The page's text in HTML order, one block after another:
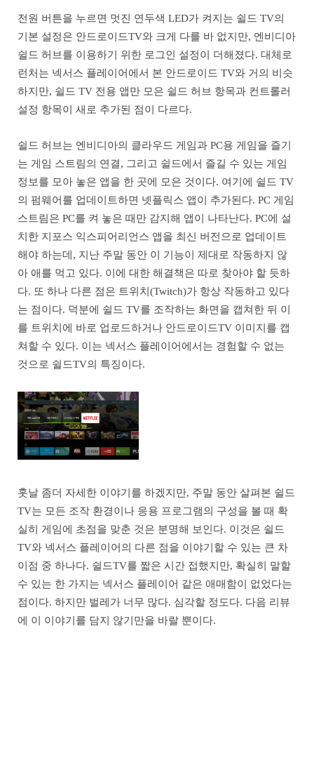
전원 버튼을 누르면 멋진 연두색 LED가 켜지는 쉴드 TV의
기본 설정은 안드로이드TV와 크게 다를 바 없지만, 엔비디아
쉴드 허브를 이용하기 위한 로그인 설정이 더해졌다. 대체로
런처는 넥서스 플레이어에서 본 안드로이드 TV와 거의 비슷
하지만, 쉴드 TV 전용 앱만 모은 쉴드 허브 항목과 컨트롤러
설정 항목이 새로 추가된 점이 다르다.
쉴드 허브는 엔비디아의 클라우드 게임과 PC용 게임을 즐기
는 게임 스트림의 연결, 그리고 쉴드에서 즐길 수 있는 게임
정보를 모아 놓은 앱을 한 곳에 모은 것이다. 여기에 쉴드 TV
의 펌웨어를 업데이트하면 넷플릭스 앱이 추가된다. PC 게임
스트림은 PC를 켜 놓은 때만 감지해 앱이 나타난다. PC에 설
치한 지포스 익스피어리언스 앱을 최신 버전으로 업데이트
해야 하는데, 지난 주말 동안 이 기능이 제대로 작동하지 않
아 애를 먹고 있다. 이에 대한 해결책은 따로 찾아야 할 듯하
다. 또 하나 다른 점은 트위치(Twitch)가 항상 작동하고 있다
는 점이다. 덕분에 쉴드 TV를 조작하는 화면을 캡쳐한 뒤 이
를 트위치에 바로 업로드하거나 안드로이드TV 이미지를 캡
쳐할 수 있다. 이는 넥서스 플레이어에서는 경험할 수 없는
것으로 쉴드TV의 특징이다.
훗날 좀더 자세한 이야기를 하겠지만, 주말 동안 살펴본 쉴드
TV는 모든 조작 환경이나 응용 프로그램의 구성을 볼 때 확
실히 게임에 초점을 맞춘 것은 분명해 보인다. 이것은 쉴드
TV와 넥서스 플레이어의 다른 점을 이야기할 수 있는 큰 차
이점 중 하나다. 쉴드TV를 짧은 시간 접했지만, 확실히 말할
수 있는 한 가지는 넥서스 플레이어 같은 애매함이 없었다는
점이다. 하지만 벌레가 너무 많다. 심각할 정도다. 다음 리뷰
에 이 이야기를 담지 않기만을 바랄 뿐이다.